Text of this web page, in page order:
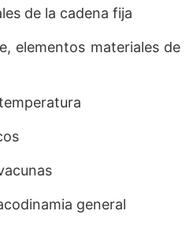
de la cadena fija
elementos materiales de
general